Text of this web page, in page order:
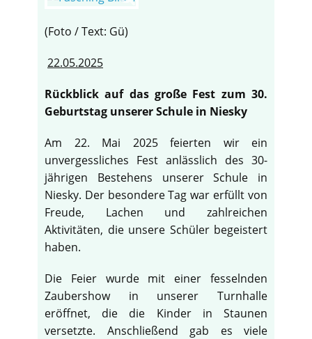
(Foto / Text: Gü)
22.05.2025
Rückblick auf das große Fest zum 30.
Geburtstag unserer Schule in Niesky
Am 22. Mai 2025 feierten wir ein
unvergessliches Fest anlässlich des 30-
jährigen Bestehens unserer Schule in
Niesky. Der besondere Tag war erfüllt von
Freude, Lachen und zahlreichen
Aktivitäten, die unsere Schüler begeistert
haben.
Die Feier wurde mit einer fesselnden
Zaubershow in unserer Turnhalle
eröffnet, die die Kinder in Staunen
versetzte. Anschließend gab es viele